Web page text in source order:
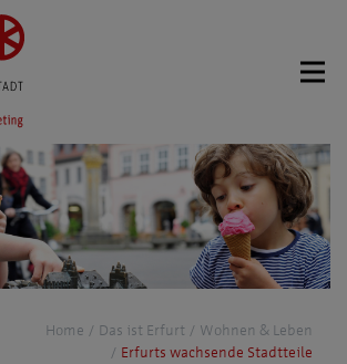
Home Das ist Erfurt
Wohnen & Leben
Erfurts wachsende Stadtteile